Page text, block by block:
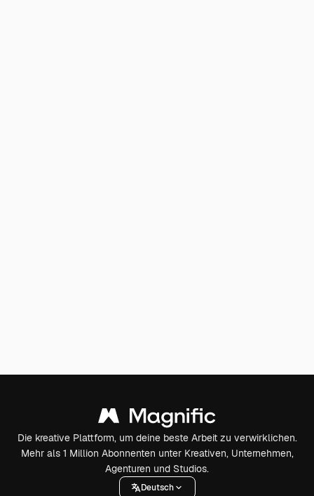
Die kreative Plattform, um deine beste Arbeit zu verwirklichen.
Mehr als 1 Million Abonnenten unter Kreativen, Unternehmen,
Agenturen und Studios.
Deutsch